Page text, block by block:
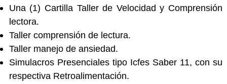
Una (1) Cartilla Taller de Velocidad y Comprensión
lectora.
Taller comprensión de lectura.
Taller manejo de ansiedad.
Simulacros Presenciales tipo Icfes Saber 11, con su
respectiva Retroalimentación.